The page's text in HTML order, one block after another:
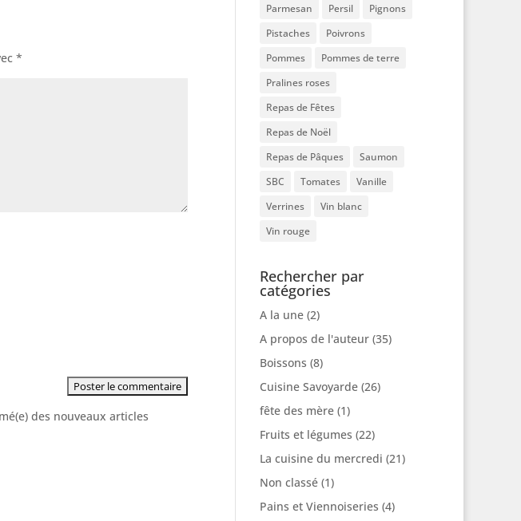
*
des nouveaux articles
Parmesan
Persil
Pignons
Pistaches
Poivrons
Pommes
Pommes de terre
Pralines roses
Repas de Fêtes
Repas de Noël
Repas de Pâques
Saumon
SBC
Tomates
Vanille
Verrines
Vin blanc
Vin rouge
Rechercher par
catégories
A la une(2)
A propos de l'auteur(35)
Boissons (8)
Cuisine Savoyarde(26)
fête des mère(1)
Fruits et légumes (22)
La cuisine du mercredi (21)
Non classé(1)
Pains et Viennoiseries (4)